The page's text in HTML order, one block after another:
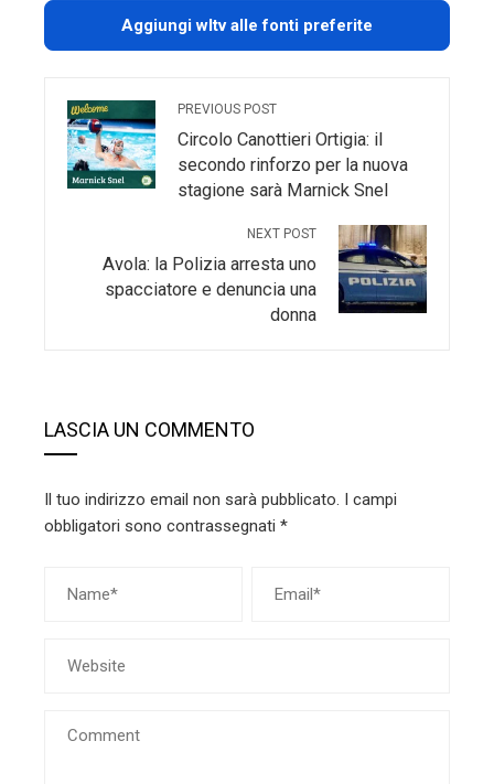
Aggiungi wltv alle fonti preferite
PREVIOUS POST
Circolo Canottieri Ortigia: il
secondo rinforzo per la nuova
stagione sarà Marnick Snel
NEXT POST
Avola: la Polizia arresta uno
spacciatore e denuncia una
donna
LASCIA UN COMMENTO
Il tuo indirizzo email non sarà pubblicato. I campi
obbligatori sono contrassegnati *